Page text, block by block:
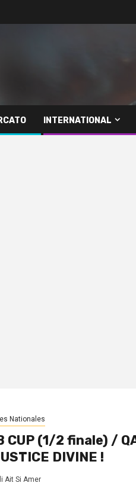
INTERNATIONAL
Nationales
CUP (1/2 finale) /
DIVINE !
Ait Si Amer